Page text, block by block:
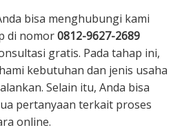
bisa menghubungi kami
di nomor0812-9627-2689
gratis. Pada tahap ini,
kebutuhan dan jenis usaha
Selain itu, Anda bisa
pertanyaan terkait proses
online.